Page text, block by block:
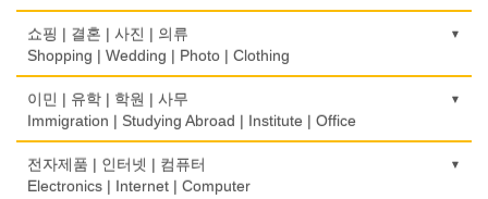
떡집/방앗간
Rice Cake
Fish Market
Restaurant
의사-검안의
Optometrist
보청기
Hearing Aid
Bidet
쇼핑 | 결혼 | 사진 | 의류
Shopping | Wedding | Photo | Clothing
한복집
Korean Costume
유리/거울/액자
Glass/Mirror/Frame
이민 | 유학 | 학원 | 사무
Immigration | Studying Abroad | Institute | Office
이민/유학
Immigration/Studying Abroad
전자제품 | 인터넷 | 컴퓨터
Electronics | Internet | Computer